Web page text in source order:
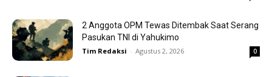
2 Anggota OPM Tewas Ditembak Saat Serang
Pasukan TNI di Yahukimo
Tim Redaksi - Agustus 2, 2026 0